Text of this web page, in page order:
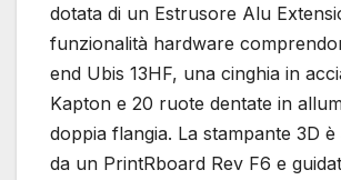
dotata di un Estrusore Alu
funzionalità hardware
end Ubis 13HF, una cinghia in
Kapton e 20 ruote dentate in
doppia flangia. La stampante 3D è
da un PrintRboard Rev F6 e